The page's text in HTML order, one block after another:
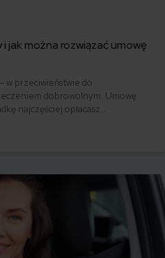
jak można rozwiązać umowę
w przeciwieństwie do
dobrowolnym. Umowę
najczęściej opłacasz
samochód w trakcie trwania